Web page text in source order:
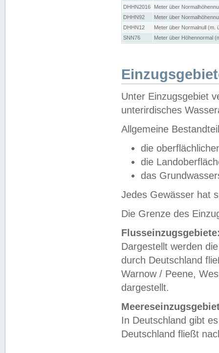
DHHN2016
Meter über
DHHN92
Meter über
DHHN12
Meter über Normalnull (m.
SNN76
Meter über Höhennormal
Unter Einzugsgebiet
unterirdisches
Allgemeine
die
die
das
Jedes Gewässer hat
Die Grenze des
Dargestellt werden
durch Deutschland
Warnow / Peene,
dargestellt.
In Deutschland gibt
Deutschland fließt